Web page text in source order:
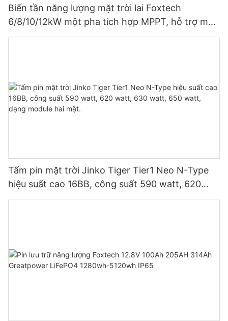
Biến tần năng lượng mặt trời lai Foxtech
6/8/10/12kW một pha tích hợp MPPT, hỗ trợ mắc
song song 9 thiết bị cho hệ thống quang điện.
Tấm pin mặt trời Jinko Tiger Tier1 Neo N-Type
hiệu suất cao 16BB, công suất 590 watt, 620
watt, 630 watt, 650 watt, dạng module hai mặt.